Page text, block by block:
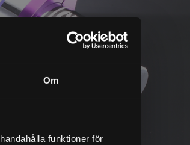
Om
funktioner för